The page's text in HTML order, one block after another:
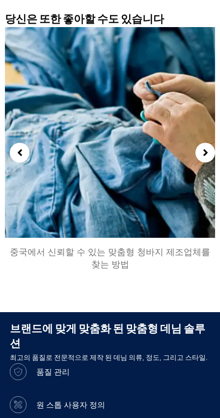
당신은 또한 좋아할 수도 있습니다
중국에서 신뢰할 수 있는 맞춤형 청바지 제조업체를
찾는 방법
브랜드에 맞게 맞춤화 된 맞춤형 데님 솔루
션
최고의 품질로 전문적으로 제작 된 데님 의류, 정도, 그리고 스타일.
품질 관리
원 스톱 사용자 정의